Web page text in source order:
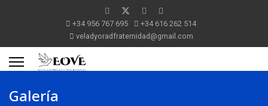
+34 956 767 695
+34 616 262 514
veladyoradfraternidad@gmail.com
Galería